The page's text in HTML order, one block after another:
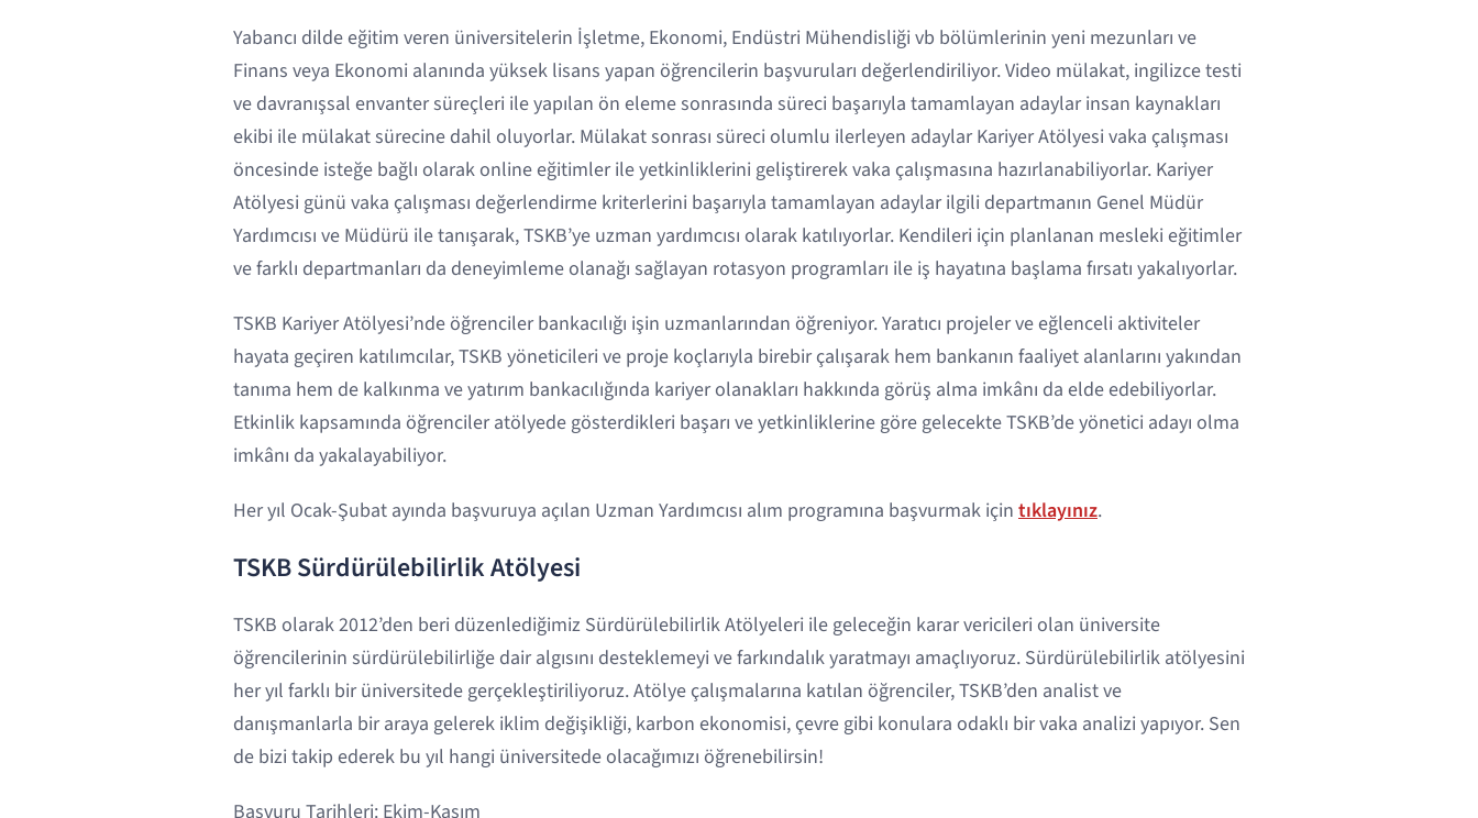
Yabancı dilde eğitim veren üniversitelerin İşletme, Ekonomi, Endüstri Mühendisliği vb bölümlerinin yeni mezunları ve
Finans veya Ekonomi alanında yüksek lisans yapan öğrencilerin başvuruları değerlendiriliyor. Video mülakat, ingilizce testi
ve davranışsal envanter süreçleri ile yapılan ön eleme sonrasında süreci başarıyla tamamlayan adaylar insan kaynakları
ekibi ile mülakat sürecine dahil oluyorlar. Mülakat sonrası süreci olumlu ilerleyen adaylar Kariyer Atölyesi vaka çalışması
öncesinde isteğe bağlı olarak online eğitimler ile yetkinliklerini geliştirerek vaka çalışmasına hazırlanabiliyorlar. Kariyer
Atölyesi günü vaka çalışması değerlendirme kriterlerini başarıyla tamamlayan adaylar ilgili departmanın Genel Müdür
Yardımcısı ve Müdürü ile tanışarak, TSKB’ye uzman yardımcısı olarak katılıyorlar. Kendileri için planlanan mesleki eğitimler
ve farklı departmanları da deneyimleme olanağı sağlayan rotasyon programları ile iş hayatına başlama fırsatı yakalıyorlar.
TSKB Kariyer Atölyesi’nde öğrenciler bankacılığı işin uzmanlarından öğreniyor. Yaratıcı projeler ve eğlenceli aktiviteler
hayata geçiren katılımcılar, TSKB yöneticileri ve proje koçlarıyla birebir çalışarak hem bankanın faaliyet alanlarını yakından
tanıma hem de kalkınma ve yatırım bankacılığında kariyer olanakları hakkında görüş alma imkânı da elde edebiliyorlar.
Etkinlik kapsamında öğrenciler atölyede gösterdikleri başarı ve yetkinliklerine göre gelecekte TSKB’de yönetici adayı olma
imkânı da yakalayabiliyor.
Her yıl Ocak-Şubat ayında başvuruya açılan Uzman Yardımcısı alım programına başvurmak için tıklayınız.
TSKB Sürdürülebilirlik Atölyesi
TSKB olarak 2012’den beri düzenlediğimiz Sürdürülebilirlik Atölyeleri ile geleceğin karar vericileri olan üniversite
öğrencilerinin sürdürülebilirliğe dair algısını desteklemeyi ve farkındalık yaratmayı amaçlıyoruz. Sürdürülebilirlik atölyesini
her yıl farklı bir üniversitede gerçekleştiriliyoruz. Atölye çalışmalarına katılan öğrenciler, TSKB’den analist ve
danışmanlarla bir araya gelerek iklim değişikliği, karbon ekonomisi, çevre gibi konulara odaklı bir vaka analizi yapıyor. Sen
de bizi takip ederek bu yıl hangi üniversitede olacağımızı öğrenebilirsin!
Başvuru Tarihleri: Ekim-Kasım